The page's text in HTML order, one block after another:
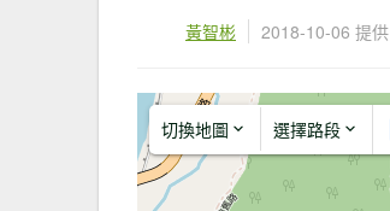
黃智彬 2018-10-06 提供
切換地圖 選擇路段